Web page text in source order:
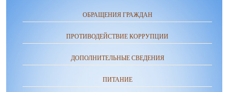
ОБРАЩЕНИЯ ГРАЖДАН
ПРОТИВОДЕЙСТВИЕ КОРРУПЦИИ
ДОПОЛНИТЕЛЬНЫЕ СВЕДЕНИЯ
ПИТАНИЕ